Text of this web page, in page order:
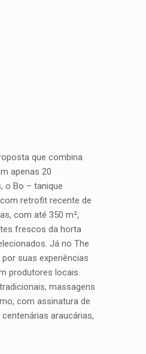
que combina
apenas 20
o Bo – tanique
retrofit recente de
com até 350 m²,
frescos da horta
Já no The
suas experiências
produtores locais.
massagens
com assinatura de
araucárias,